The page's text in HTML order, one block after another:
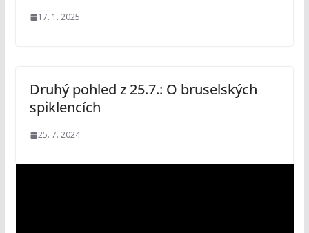
17. 1. 2025
Druhý pohled z 25.7.: O bruselských
spiklencích
25. 7. 2024